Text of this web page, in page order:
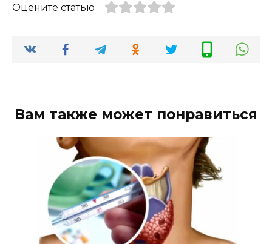
Оцените статью
Вам также может понравиться